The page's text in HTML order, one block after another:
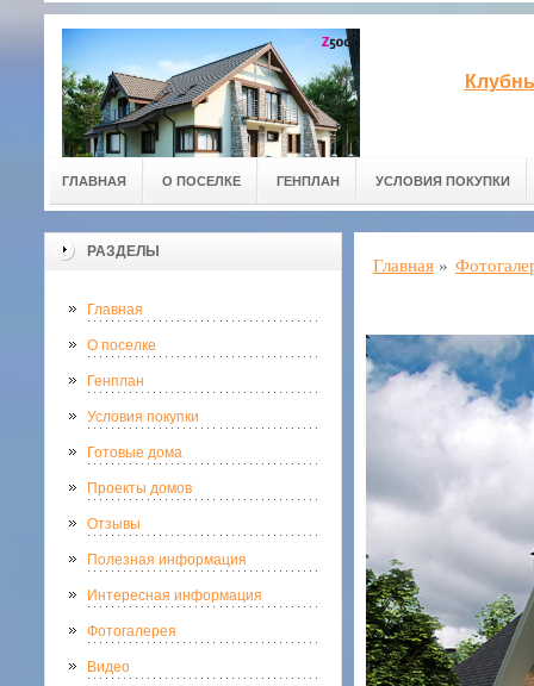
ГЛАВНАЯ О ПОСЕЛКЕ ГЕНПЛАН УСЛОВИЯ ПОКУПКИ
РАЗДЕЛЫ
Главная
О поселке
Генплан
Условия покупки
Готовые дома
Проекты домов
Отзывы
Полезная информация
Интересная информация
Фотогалерея
Видео
Главная »